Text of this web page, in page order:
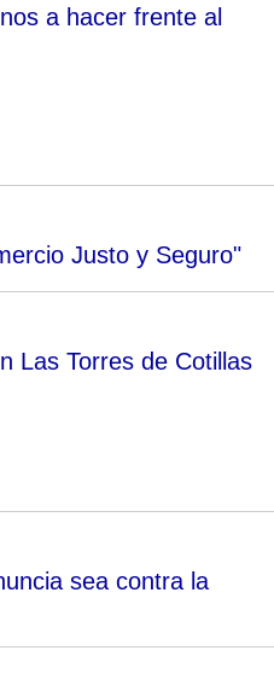
a hacer frente al
Justo y Seguro"
Las Torres de Cotillas
sea contra la